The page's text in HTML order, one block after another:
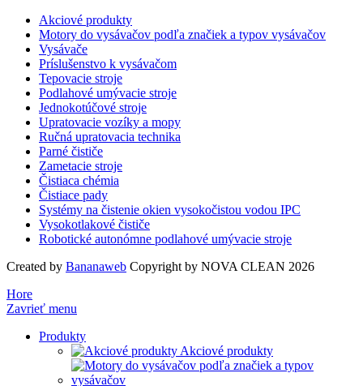
Akciové produkty
Motory do vysávačov podľa značiek a typov vysávačov
Vysávače
Príslušenstvo k vysávačom
Tepovacie stroje
Podlahové umývacie stroje
Jednokotúčové stroje
Upratovacie vozíky a mopy
Ručná upratovacia technika
Parné čističe
Zametacie stroje
Čistiaca chémia
Čistiace pady
Systémy na čistenie okien vysokočistou vodou IPC
Vysokotlakové čističe
Robotické autonómne podlahové umývacie stroje
Created by Bananaweb Copyright by NOVA CLEAN 2026
Hore
Zavrieť menu
Produkty
Akciové produkty